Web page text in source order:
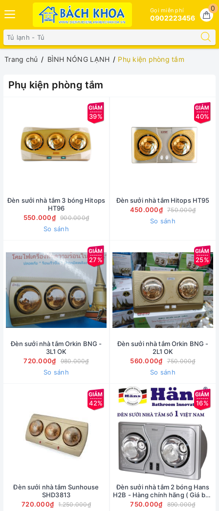
0
Gọi miễn phí
0902223456
Trang chủ BÌNH NÓNG LẠNH Phụ kiện phòng tắm
Phụ kiện phòng tắm
39%
Đèn sưởi nhà tắm 3 bóng Hitops
HT96
550.000₫
900.000₫
So sánh
40%
Đèn sưởi nhà tắm Hitops HT95
450.000₫
750.000₫
So sánh
27%
Đèn sưởi nhà tắm Orkin BNG -
3L1 OK
720.000₫
980.000₫
So sánh
25%
Đèn sưởi nhà tắm Orkin BNG -
2L1 OK
560.000₫
750.000₫
So sánh
42%
Đèn sưởi nhà tắm Sunhouse
SHD3813
720.000₫
1.250.000₫
16%
Đèn sưởi nhà tắm 2 bóng Hans
H2B - Hàng chính hãng ( Giá bán
buôn )
750.000₫ 890.000₫